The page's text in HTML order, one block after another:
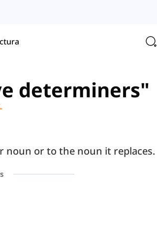
determiners"
or to the noun it replaces.